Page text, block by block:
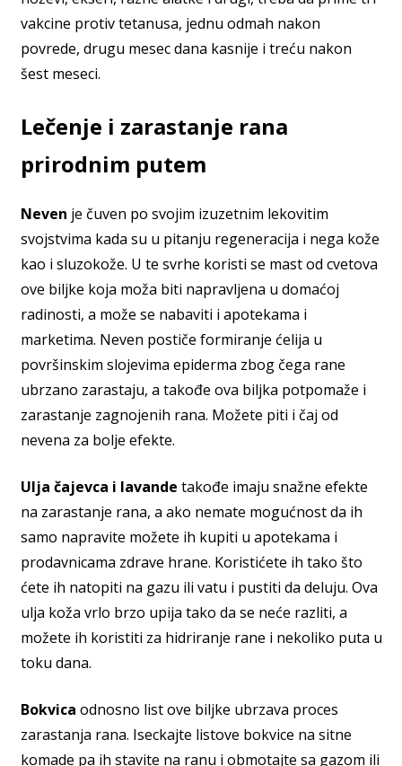
vakcine protiv tetanusa, jednu odmah nakon
povrede, drugu mesec dana kasnije i treću nakon
šest meseci.
Lečenje i zarastanje rana
prirodnim putem
Neven je čuven po svojim izuzetnim lekovitim
svojstvima kada su u pitanju regeneracija i nega kože
kao i sluzokože. U te svrhe koristi se mast od cvetova
ove biljke koja moža biti napravljena u domaćoj
radinosti, a može se nabaviti i apotekama i
marketima. Neven postiče formiranje ćelija u
površinskim slojevima epiderma zbog čega rane
ubrzano zarastaju, a takođe ova biljka potpomaže i
zarastanje zagnojenih rana. Možete piti i čaj od
nevena za bolje efekte.
Ulja čajevca i lavande takođe imaju snažne efekte
na zarastanje rana, a ako nemate mogućnost da ih
samo napravite možete ih kupiti u apotekama i
prodavnicama zdrave hrane. Koristićete ih tako što
ćete ih natopiti na gazu ili vatu i pustiti da deluju. Ova
ulja koža vrlo brzo upija tako da se neće razliti, a
možete ih koristiti za hidriranje rane i nekoliko puta u
toku dana.
Bokvica odnosno list ove biljke ubrzava proces
zarastanja rana. Iseckajte listove bokvice na sitne
komade pa ih stavite na ranu i obmotajte sa gazom ili